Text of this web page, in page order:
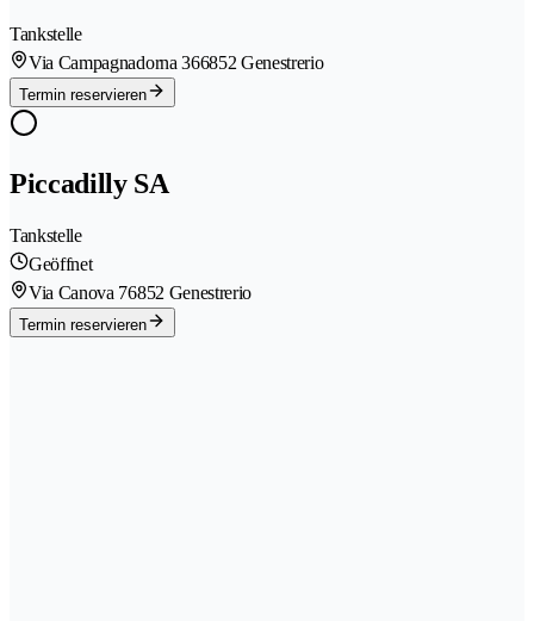
Tankstelle
Via Campagnadorna 366852 Genestrerio
Termin reservieren
Piccadilly SA
Tankstelle
Geöffnet
Via Canova 76852 Genestrerio
Termin reservieren